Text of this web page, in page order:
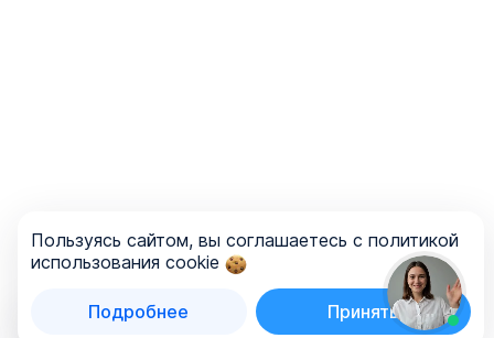
Список
Пользуясь сайтом, вы соглашаетесь с политикой
использования cookie
Подробнее Принять